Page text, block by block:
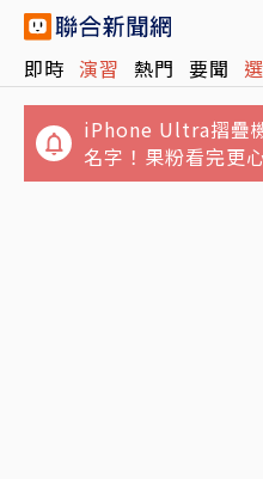
即時 演習 熱門 要聞
iPhone Ultra摺疊
名字！果粉看完更
慈濟遭狠詐10億！